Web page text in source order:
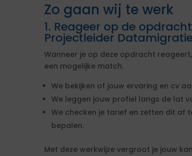
Zo gaan wij te werk
1. Reageer op de
Projectleider
Wanneer je op deze opdracht
een mogelijke match.
We bekijken of jouw ervaring en cv
We leggen jouw profiel langs de lat
We checken je tarief en zetten dit af
bepalen.
Met deze werkwijze vergroot je jouw